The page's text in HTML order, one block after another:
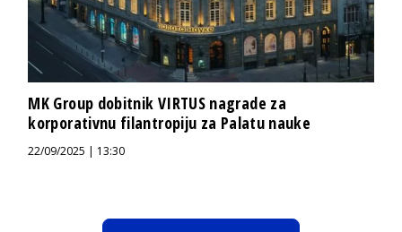
MK Group dobitnik VIRTUS nagrade za
korporativnu filantropiju za Palatu nauke
22/09/2025 | 13:30